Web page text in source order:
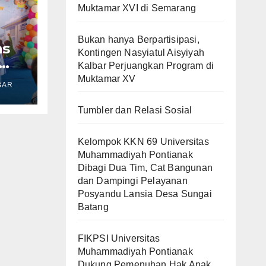
Muktamar XVI di Semarang
Bukan hanya Berpartisipasi,
Kontingen Nasyiatul Aisyiyah
Kalbar Perjuangkan Program di
Muktamar XV
Tumbler dan Relasi Sosial
Kelompok KKN 69 Universitas
Muhammadiyah Pontianak
Dibagi Dua Tim, Cat Bangunan
dan Dampingi Pelayanan
Posyandu Lansia Desa Sungai
Batang
FIKPSI Universitas
Muhammadiyah Pontianak